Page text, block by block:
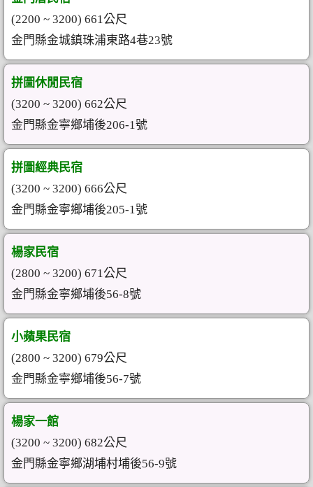
(2200 ~ 3200) 661公尺
金門縣金城鎮珠浦東路4巷23號
拼圖休閒民宿
(3200 ~ 3200) 662公尺
金門縣金寧鄉埔後206-1號
拼圖經典民宿
(3200 ~ 3200) 666公尺
金門縣金寧鄉埔後205-1號
楊家民宿
(2800 ~ 3200) 671公尺
金門縣金寧鄉埔後56-8號
小蘋果民宿
(2800 ~ 3200) 679公尺
金門縣金寧鄉埔後56-7號
楊家一館
(3200 ~ 3200) 682公尺
金門縣金寧鄉湖埔村埔後56-9號